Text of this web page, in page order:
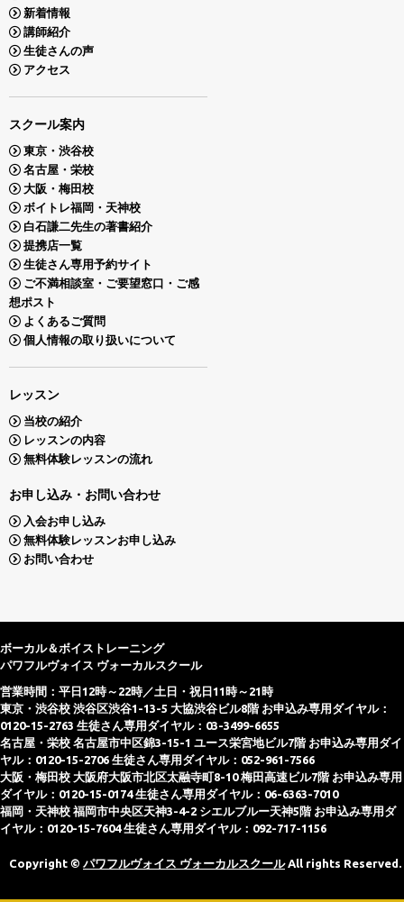
新着情報
講師紹介
生徒さんの声
アクセス
スクール案内
東京・渋谷校
名古屋・栄校
大阪・梅田校
ボイトレ福岡・天神校
白石謙二先生の著書紹介
提携店一覧
生徒さん専用予約サイト
ご不満相談室・ご要望窓口・ご感
想ポスト
よくあるご質問
個人情報の取り扱いについて
レッスン
当校の紹介
レッスンの内容
無料体験レッスンの流れ
お申し込み・お問い合わせ
入会お申し込み
無料体験レッスンお申し込み
お問い合わせ
ボーカル＆ボイストレーニング
パワフルヴォイス ヴォーカルスクール
営業時間：平日12時～22時／土日・祝日11時～21時
東京・渋谷校 渋谷区渋谷1-13-5 大協渋谷ビル8階 お申込み専用ダイヤル：
0120-15-2763 生徒さん専用ダイヤル：03-3499-6655
名古屋・栄校 名古屋市中区錦3-15-1 ユース栄宮地ビル7階 お申込み専用ダイ
ヤル：0120-15-2706 生徒さん専用ダイヤル：052-961-7566
大阪・梅田校 大阪府大阪市北区太融寺町8-10 梅田高速ビル7階 お申込み専用
ダイヤル：0120-15-0174 生徒さん専用ダイヤル：06-6363-7010
福岡・天神校 福岡市中央区天神3-4-2 シエルブルー天神5階 お申込み専用ダ
イヤル：0120-15-7604 生徒さん専用ダイヤル：092-717-1156
Copyright © パワフルヴォイス ヴォーカルスクールAll rights Reserved.